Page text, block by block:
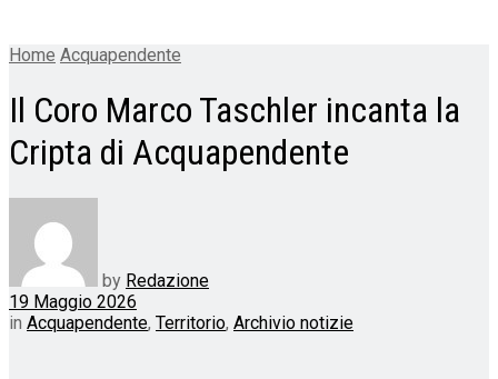
Home Acquapendente
Il Coro Marco Taschler incanta la
Cripta di Acquapendente
by Redazione
19 Maggio 2026
in Acquapendente, Territorio, Archivio notizie